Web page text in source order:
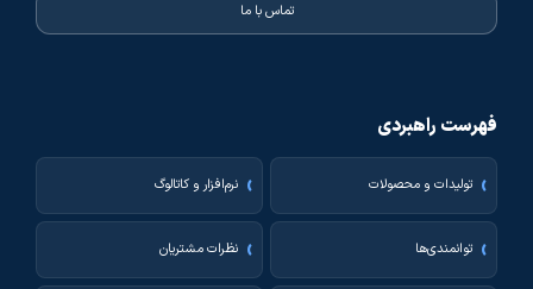
تماس با ما
فهرست راهبردی
تولیدات و محصولات نرم‌افزار و کاتالوگ
توانمندی‌ها نظرات مشتریان